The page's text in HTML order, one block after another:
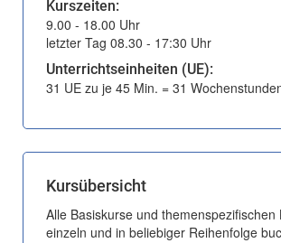
Kurszeiten:
9.00 - 18.00 Uhr
letzter Tag 08.30 - 17:30 Uhr
Unterrichtseinheiten (UE):
31 UE zu je 45 Min. = 31
Kursübersicht
Alle Basiskurse und themenspezifischen
einzeln und in beliebiger Reihenfolge